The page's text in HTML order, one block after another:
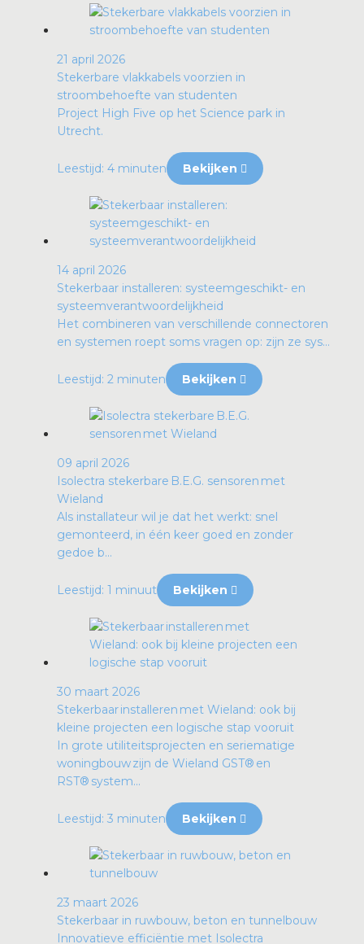
21 april 2026
Stekerbare vlakkabels voorzien in
stroombehoefte van studenten
Project High Five op het Science park in
Utrecht.
Leestijd: 4 minuten Bekijken
14 april 2026
Stekerbaar installeren: systeemgeschikt- en
systeemverantwoordelijkheid
Het combineren van verschillende connectoren
en systemen roept soms vragen op: zijn ze sys...
Leestijd: 2 minuten Bekijken
09 april 2026
Isolectra stekerbare B.E.G. sensoren met
Wieland
Als installateur wil je dat het werkt: snel
gemonteerd, in één keer goed en zonder
gedoe b...
Leestijd: 1 minuut Bekijken
30 maart 2026
Stekerbaar installeren met Wieland: ook bij
kleine projecten een logische stap vooruit
In grote utiliteitsprojecten en seriematige
woningbouw zijn de Wieland GST® en
RST® system...
Leestijd: 3 minuten Bekijken
23 maart 2026
Stekerbaar in ruwbouw, beton en tunnelbouw
Innovatieve efficiëntie met Isolectra